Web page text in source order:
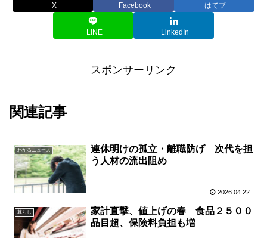
X Facebook はてブ
LINE LinkedIn
スポンサーリンク
関連記事
わかるニュース
連休明けの孤立・離職防げ 次代を担
う人材の流出阻め
2026.04.22
暮らし
家計直撃、値上げの春 食品２５００
品目超、保険料負担も増